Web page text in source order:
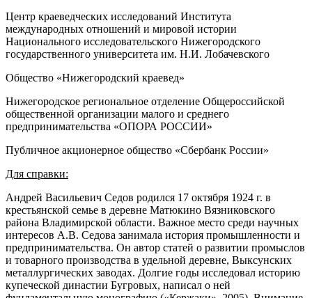
Центр краеведческих исследований Института
международных отношений и мировой истории
Национального исследовательского Нижегородского
государственного университета им. Н.И. Лобачевского
Общество «Нижегородский краевед»
Нижегородское региональное отделение Общероссийской
общественной организации малого и среднего
предпринимательства «ОПОРА РОССИИ»
Публичное акционерное общество «Сбербанк России»
Для справки:
Андрей Васильевич Седов родился 17 октября 1924 г. в
крестьянской семье в деревне Матюкино Вязниковского
района Владимирской области. Важное место среди научных
интересов А.В. Седова занимала история промышленности и
предпринимательства. Он автор статей о развитии промыслов
и товарного производства в удельной деревне, Выксунских
металлургических заводах. Долгие годы исследовал историю
купеческой династии Бугровых, написал о ней